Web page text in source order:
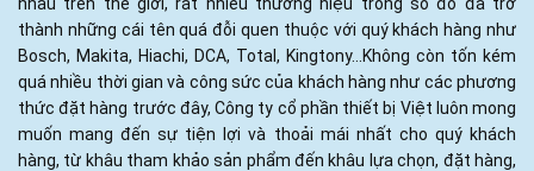
thành những cái tên quá đỗi quen thuộc với quý khách hàng như
Bosch, Makita, Hiachi, DCA, Total, Kingtony...Không còn tốn kém
quá nhiều thời gian và công sức của khách hàng như các phương
thức đặt hàng trước đây, Công ty cổ phần thiết bị Việt luôn mong
muốn mang đến sự tiện lợi và thoải mái nhất cho quý khách
hàng, từ khâu tham khảo sản phẩm đến khâu lựa chọn, đặt hàng,